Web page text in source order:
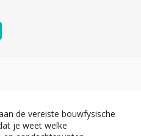
de vereiste bouwfysische
je weet welke